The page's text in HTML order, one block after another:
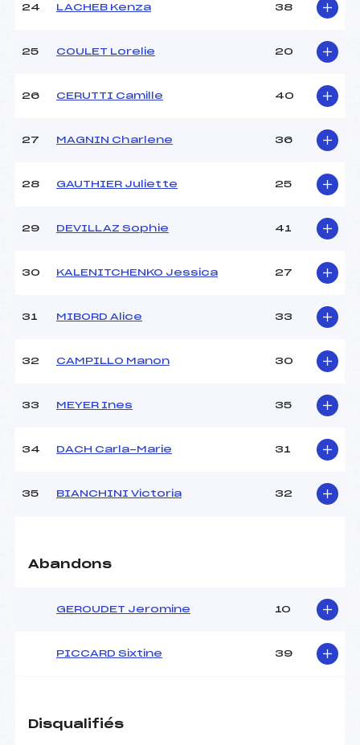
24 LACHEB Kenza 38
25 COULET Lorelie 20
26 CERUTTI Camille 40
27 MAGNIN Charlene 36
28 GAUTHIER Juliette 25
29 DEVILLAZ Sophie 41
30 KALENITCHENKO Jessica 27
31 MIBORD Alice 33
32 CAMPILLO Manon 30
33 MEYER Ines 35
34 DACH Carla-Marie 31
35 BIANCHINI Victoria 32
Abandons
GEROUDET Jeromine 10
PICCARD Sixtine 39
Disqualifiés